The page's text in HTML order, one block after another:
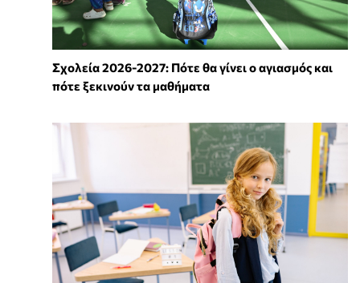
Σχολεία 2026-2027: Πότε θα γίνει ο αγιασμός και
πότε ξεκινούν τα μαθήματα